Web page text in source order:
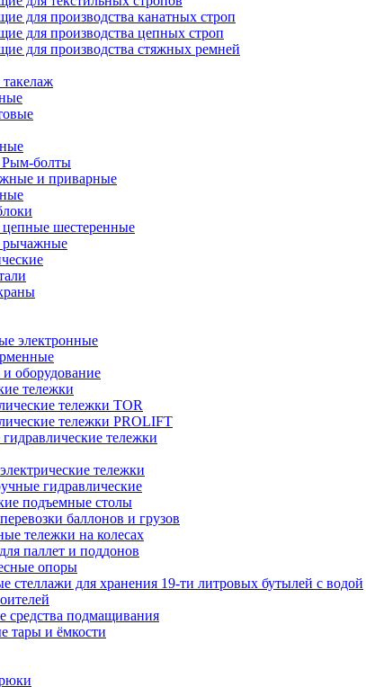
для производства канатных строп
для производства цепных строп
для производства стяжных ремней
болты
и приварные
шестеренные
рычажные
электронные
оборудование
тележки
тележки TOR
тележки PROLIFT
тележки
тележки
гидравлические
подъемные столы
баллонов и грузов
тележки на колесах
паллет и поддонов
опоры
стеллажи для хранения 19-ти литровых бутылей с водой
средства подмащивания
тары и ёмкости